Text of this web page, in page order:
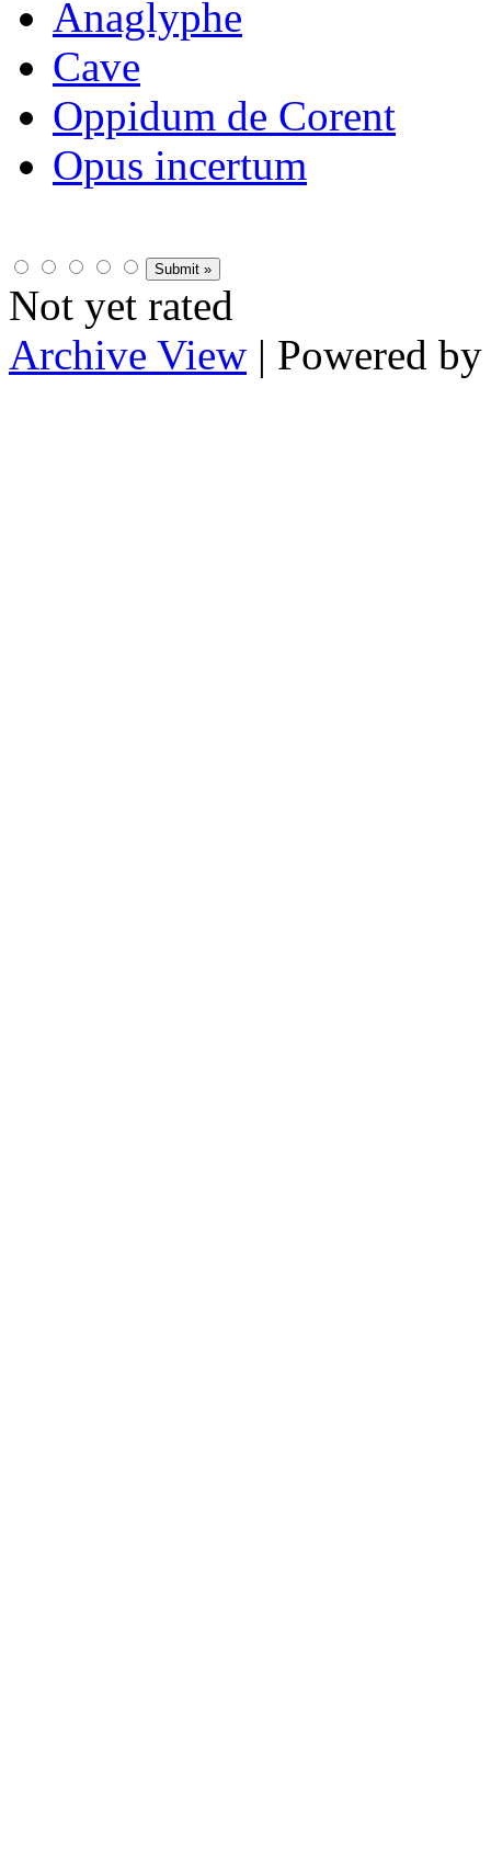
Anaglyphe
Cave
Oppidum de Corent
Opus incertum
Not yet rated
Archive View | Powered